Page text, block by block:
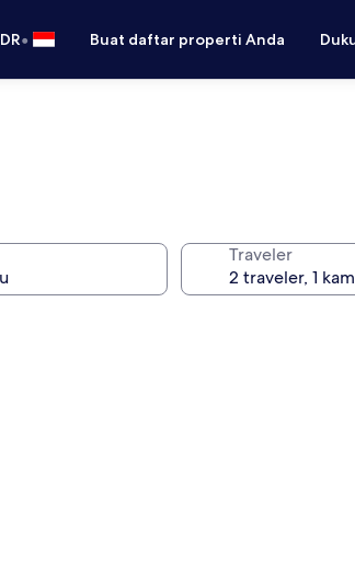
• Buat daftar properti Anda
Traveler